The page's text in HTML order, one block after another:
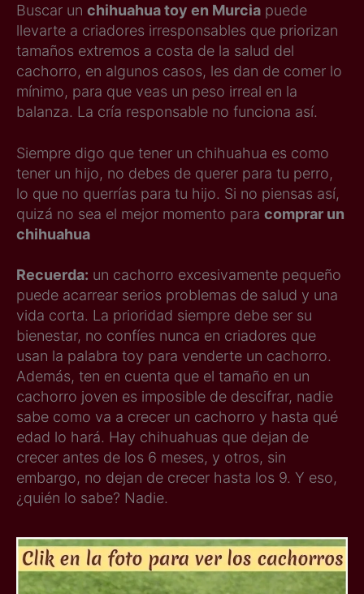
Buscar un chihuahua toy en Murcia puede
llevarte a criadores irresponsables que priorizan
tamaños extremos a costa de la salud del
cachorro, en algunos casos, les dan de comer lo
mínimo, para que veas un peso irreal en la
balanza. La cría responsable no funciona así.
Siempre digo que tener un chihuahua es como
tener un hijo, no debes de querer para tu perro,
lo que no querrías para tu hijo. Si no piensas así,
quizá no sea el mejor momento para comprar un
chihuahua
Recuerda: un cachorro excesivamente pequeño
puede acarrear serios problemas de salud y una
vida corta. La prioridad siempre debe ser su
bienestar, no confíes nunca en criadores que
usan la palabra toy para venderte un cachorro.
Además, ten en cuenta que el tamaño en un
cachorro joven es imposible de descifrar, nadie
sabe como va a crecer un cachorro y hasta qué
edad lo hará. Hay chihuahuas que dejan de
crecer antes de los 6 meses, y otros, sin
embargo, no dejan de crecer hasta los 9. Y eso,
¿quién lo sabe? Nadie.